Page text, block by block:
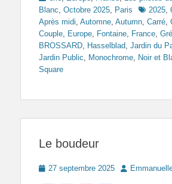
Blanc, Octobre 2025, Paris Tags2025,
Après midi, Automne, Autumn, Carré,
Couple, Europe, Fontaine, France,
BROSSARD, Hasselblad, Jardin du
Jardin Public, Monochrome, Noir et
Square
Le boudeur
Posted
27 septembre 2025 Author